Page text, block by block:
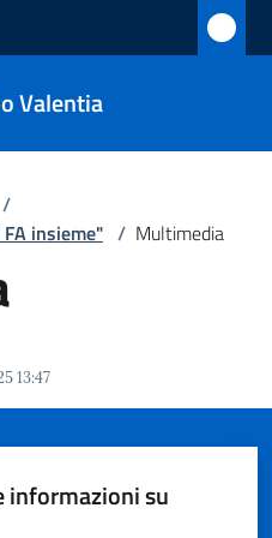
Valentia
/
insieme" / Multimedia
13:47
informazioni su